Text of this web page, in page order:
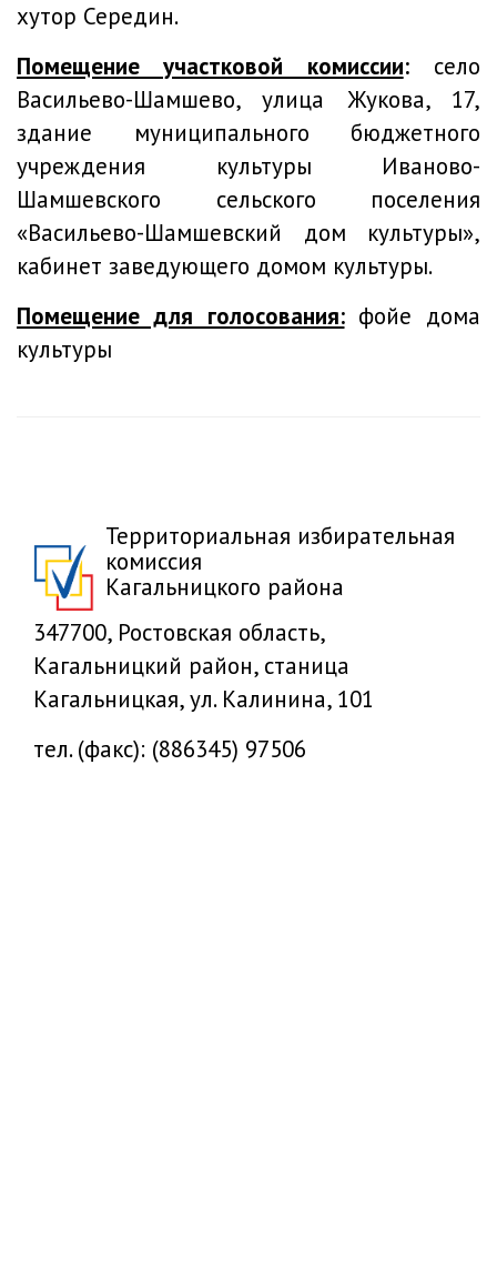
хутор Середин.
Помещение участковой комиссии:село
Васильево-Шамшево, улица Жукова, 17,
здание муниципального бюджетного
учреждения культуры Иваново-
Шамшевского сельского поселения
«Васильево-Шамшевский дом культуры»,
кабинет заведующего домом культуры.
Помещение для голосования: фойе дома
культуры
Территориальная избирательная
комиссия
Кагальницкого района
347700, Ростовская область,
Кагальницкий район, станица
Кагальницкая, ул. Калинина, 101
тел. (факс): (886345) 97506